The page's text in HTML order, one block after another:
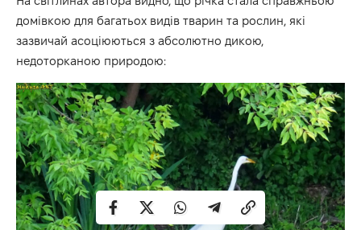
домівкою для багатьох видів тварин та рослин, які
зазвичай асоціюються з абсолютно дикою,
недоторканою природою: